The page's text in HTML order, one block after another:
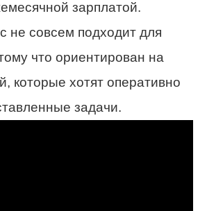
зарплатой.
не совсем подходит для
что ориентирован на
которые хотят оперативно
задачи.